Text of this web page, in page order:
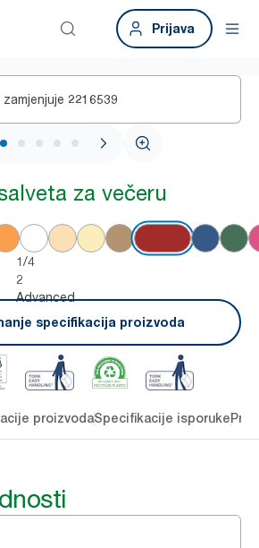
Prijava
2216539
1 / 5
za večeru
1/4
2
Advanced
specifikacija proizvoda
proizvodaSpecifikacije isporuke